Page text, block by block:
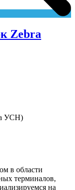
Zebra
УСН)
в области
терминалов,
на